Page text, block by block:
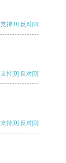
支持[0] 反对[0]
支持[0] 反对[0]
支持[0] 反对[0]